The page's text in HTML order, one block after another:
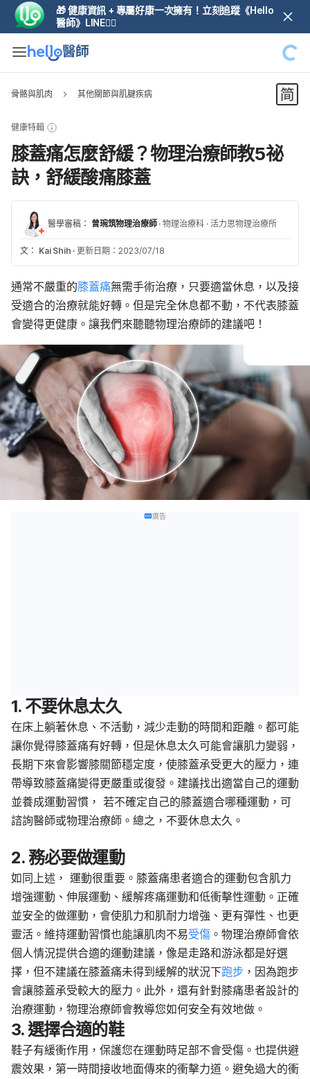
🎁 健康資訊 + 專屬好康一次擁有！立刻追蹤《Hello
醫師》LINE👆🏼
骨骼與肌肉 其他關節與肌腱疾病
健康特輯
膝蓋痛怎麼舒緩？物理治療師教5祕
訣，舒緩酸痛膝蓋
醫學審稿： 曾琬筑物理治療師 ·物理治療科 ·活力思物理治療所
文： Kai Shih · 更新日期：2023/07/18
通常不嚴重的膝蓋痛無需手術治療，只要適當休息，以及接
受適合的治療就能好轉。但是完全休息都不動，不代表膝蓋
會變得更健康。讓我們來聽聽物理治療師的建議吧！
廣告
1. 不要休息太久
在床上躺著休息、不活動，減少走動的時間和距離。都可能
讓你覺得膝蓋痛有好轉，但是休息太久可能會讓肌力變弱，
長期下來會影響膝關節穩定度，使膝蓋承受更大的壓力，連
帶導致膝蓋痛變得更嚴重或復發。建議找出適當自己的運動
並養成運動習慣， 若不確定自己的膝蓋適合哪種運動，可
諮詢醫師或物理治療師。總之，不要休息太久。
2. 務必要做運動
如同上述， 運動很重要。膝蓋痛患者適合的運動包含肌力
增強運動、伸展運動、緩解疼痛運動和低衝擊性運動。正確
並安全的做運動，會使肌力和肌耐力增強、更有彈性、也更
靈活。維持運動習慣也能讓肌肉不易受傷 。物理治療師會依
個人情況提供合適的運動建議，像是走路和游泳都是好選
擇，但不建議在膝蓋痛未得到緩解的狀況下跑步 ，因為跑步
會讓膝蓋承受較大的壓力。此外，還有針對膝痛患者設計的
治療運動，物理治療師會教導您如何安全有效地做。
3. 選擇合適的鞋
鞋子有緩衝作用，保護您在運動時足部不會受傷。也提供避
震效果，第一時間接收地面傳來的衝擊力道。避免過大的衝